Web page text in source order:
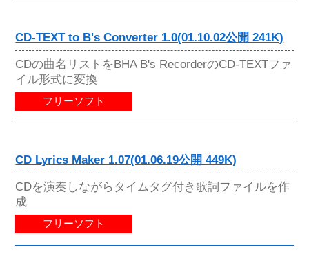
CD-TEXT to B's Converter 1.0(01.10.02公開 241K)
CDの曲名リストをBHA B's RecorderのCD-TEXTファ
イル形式に変換
フリーソフト
CD Lyrics Maker 1.07(01.06.19公開 449K)
CDを演奏しながらタイムタグ付き歌詞ファイルを作
成
フリーソフト